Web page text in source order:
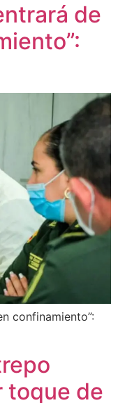
de
confinamiento”:
toque de